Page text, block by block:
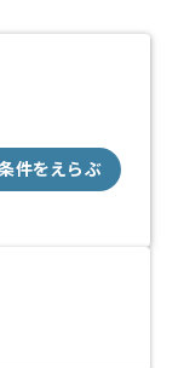
件をえらぶ